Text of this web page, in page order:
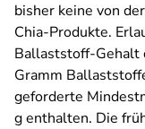
bisher keine von
Chia-Produkte.
Ballaststoff-Gehalt
Gramm
geforderte
g enthalten. Die